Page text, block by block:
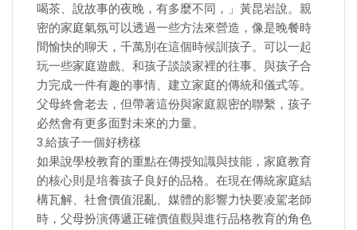
喝茶、說故事的夜晚，有多麼不同，」黃昆岩說。親
密的家庭氣氛可以透過一些方法來營造，像是晚餐時
間愉快的聊天，千萬別在這個時候訓孩子。可以一起
玩一些家庭遊戲、和孩子談談家裡的往事、與孩子合
力完成一件有趣的事情、建立家庭的傳統和儀式等。
父母終會老去，但帶著這份與家庭親密的聯繫，孩子
必然會有更多面對未來的力量。
3.給孩子一個好榜樣
如果說學校教育的重點在傳授知識與技能，家庭教育
的核心則是培養孩子良好的品格。在現在傳統家庭結
構瓦解、社會價值混亂、媒體的影響力快要凌駕老師
時，父母扮演傳遞正確價值觀與進行品格教育的角色